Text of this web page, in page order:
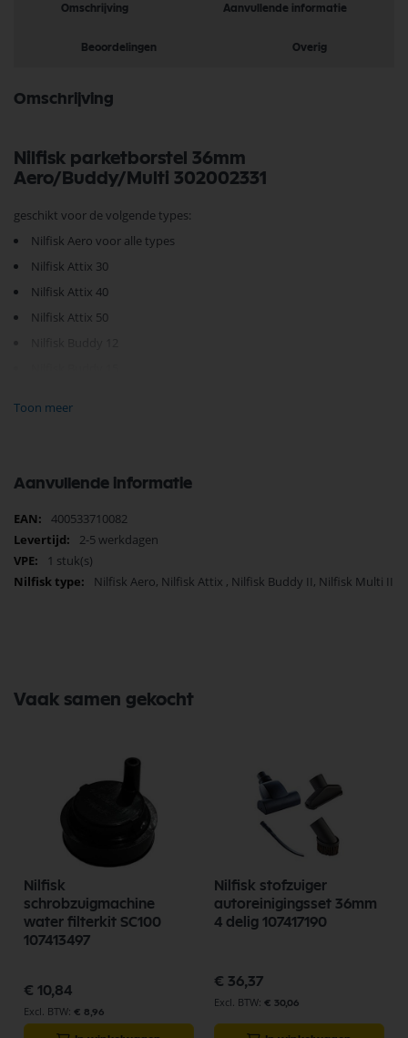
Omschrijving Aanvullende informatie
Beoordelingen Overig
Omschrijving
Nilfisk parketborstel 36mm
Aero/Buddy/Multi 302002331
geschikt voor de volgende types:
Nilfisk Aero voor alle types
Nilfisk Attix 30
Nilfisk Attix 40
Nilfisk Attix 50
Nilfisk Multi II 30
Nilfisk Multi II 50
Toon meer
Aanvullende informatie
Meer
informatie
400533710082
2-5 werkdagen
1 stuk(s)
Nilfisk Aero, Nilfisk Attix , Nilfisk Buddy II, Nilfisk Multi II
Vaak samen gekocht
Nilfisk
schrobzuigmachine
water filterkit SC100
107413497
€ 10,84
€ 8,96
Nilfisk stofzuiger
autoreinigingsset 36mm
4 delig 107417190
€ 36,37
€ 30,06